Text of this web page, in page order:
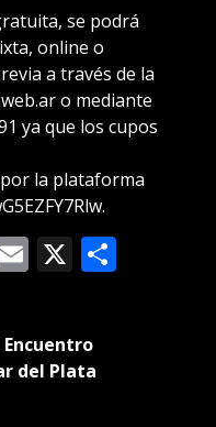
se podrá
online o
a través de la
o mediante
ya que los cupos
la plataforma
Email
X
del Plata